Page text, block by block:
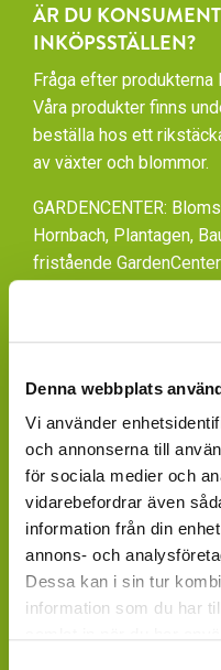
Denna webbplats
Vi använder
och annonserna till
för sociala medier och
vidarebefordrar även
information från din
annons- och
Dessa kan i sin tur
information som du har
ÄR DU
INKÖPSSTÄLLEN?
Fråga efter produkterna
Våra produkter finns
beställa hos ett
av växter och blommor.
GARDENCENTER:
Hornbach, Plantagen,
fristående
BLOMSTERBUTIKER:
ÄR DU
Kontakta din
Saknar du
info@mastergron.se